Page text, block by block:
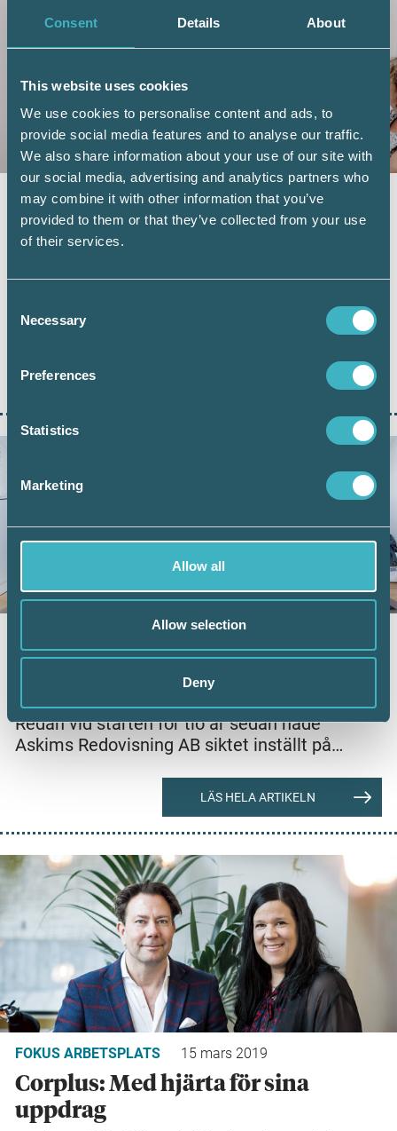
Consent Details About
This website uses cookies
We use cookies to personalise content and ads, to
provide social media features and to analyse our traffic.
We also share information about your use of our site with
our social media, advertising and analytics partners who
may combine it with other information that you’ve
provided to them or that they’ve collected from your use
of their services.
Selection
Necessary
Preferences
Statistics
Marketing
Allow all
Allow selection
Deny
FOKUS ARBETSPLATS 25 oktober 2019
Diem Ekonomibyrå AB: Nästa
anhalt Blå hallen
Tre modiga och driftiga affärskvinnor driver en
välmående redovisningsbyrå, förmodligen en
av Sveriges mest…
FOKUS ARBETSPLATS 7 juni 2019
Askims Redovisning AB: Med
kunskap kan vi göra skillnad
Redan vid starten för tio år sedan hade
Askims Redovisning AB siktet inställt på…
LÄS HELA ARTIKELN
FOKUS ARBETSPLATS 15 mars 2019
Corplus: Med hjärta för sina
uppdrag